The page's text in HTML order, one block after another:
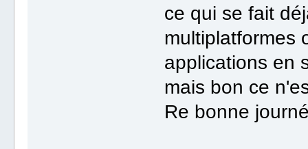
ce qui se fait
multiplatformes
applications en
mais bon ce
Re bonne